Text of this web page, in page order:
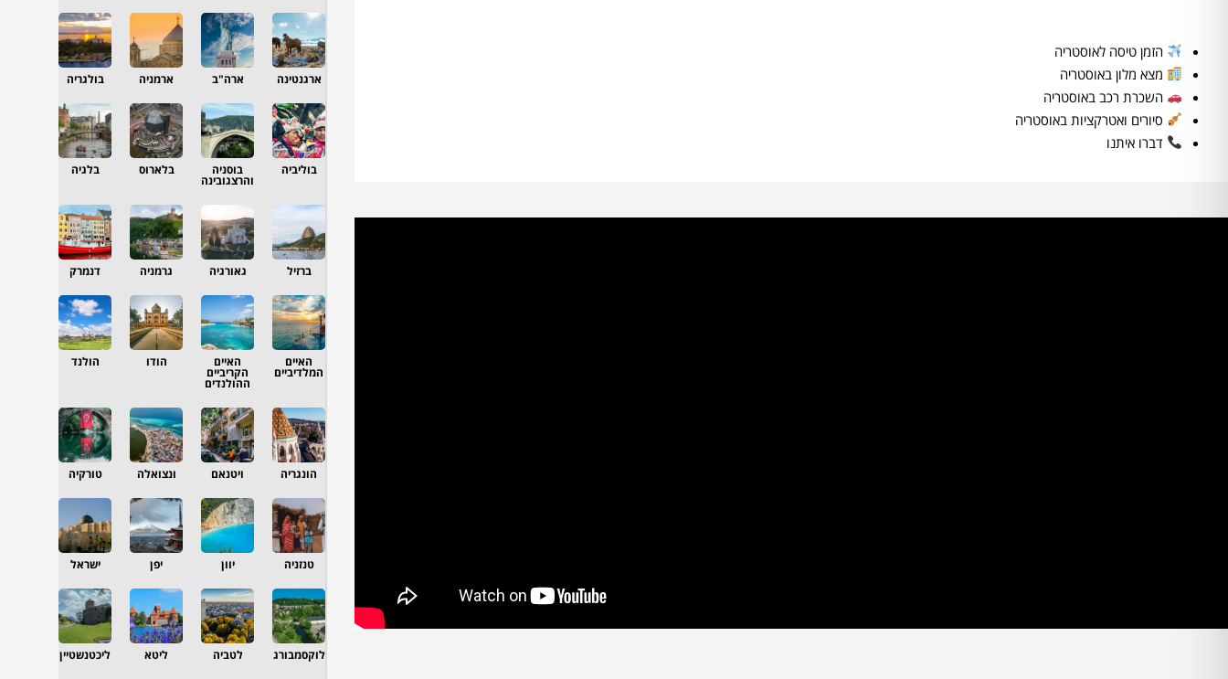
הזמן טיסה לאוסטריה
מצא מלון באוסטריה
השכרת רכב באוסטריה
סיורים ואטרקציות באוסטריה
דברו איתנו
ארגנטינה ארה"ב ארמניה בולגריה
בוליביה בוסניה
והרצגובינה
בלארוס בלגיה
ברזיל גאורגיה גרמניה דנמרק
האיים
המלדיביים
האיים
הקריביים
ההולנדים
הודו הולנד
הונגריה ויטנאם ונצואלה טורקיה
טנזניה יוון יפן ישראל
לוקסמבורג לטביה ליטא ליכטנשטיין